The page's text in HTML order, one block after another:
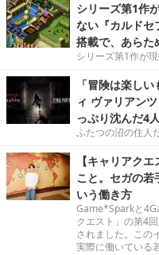
シリーズ第1作
ない『カルドセ
搭載で、あらた
シリーズ第1作が
「冒険は楽し
ィ ヴァリアン
っぷり沈んだ4
ふたつの沼の住人
【キャリアク
こと。セガの若
いう働き方
Game*Sparkと
クエスト」の第4
されました。この
実際に働いている